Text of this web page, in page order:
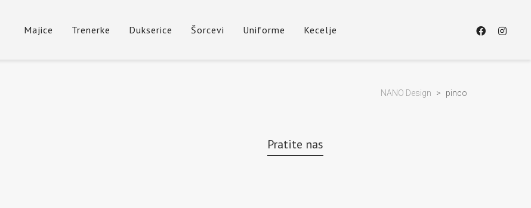
Majice Trenerke Dukserice Šorcevi Uniforme Kecelje
NANO Design > pinco
Pratite nas